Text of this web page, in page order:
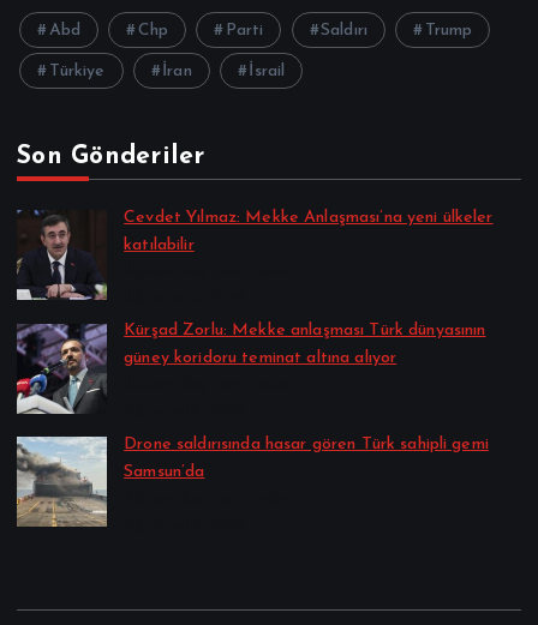
Abd Chp Parti Saldırı Trump
Türkiye İran İsrail
Son Gönderiler
Cevdet Yılmaz: Mekke Anlaşması’na yeni ülkeler
katılabilir
Kürşad Zorlu: Mekke anlaşması Türk dünyasının
güney koridoru teminat altına alıyor
Drone saldırısında hasar gören Türk sahipli gemi
Samsun’da